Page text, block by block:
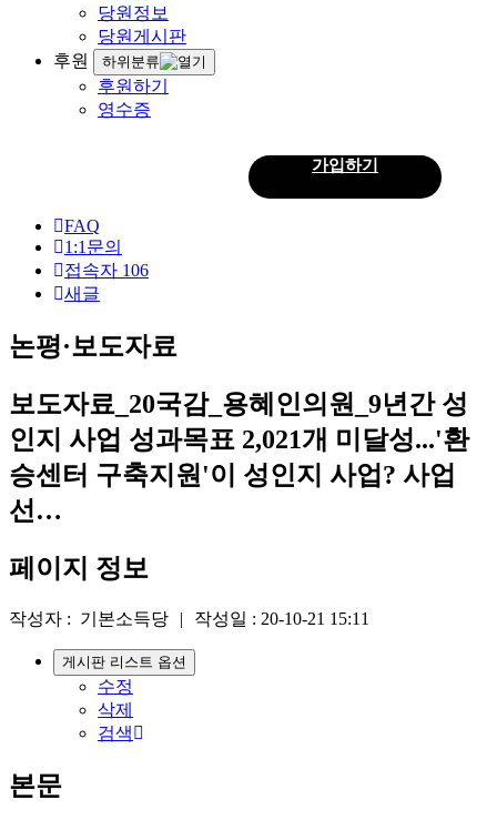
당원정보
당원게시판
후원
하위분류
후원하기
영수증
원
로
그
인
가입하기
FAQ
1:1문의
접속자 106
새글
논평·보도자료
보도자료_20국감_용혜인의원_9년간 성
인지 사업 성과목표 2,021개 미달성...'환
승센터 구축지원'이 성인지 사업? 사업
선…
페이지 정보
작성자 : 기본소득당 | 작성일 : 20-10-21 15:11
게시판 리스트 옵션
수정
삭제
검색
본문